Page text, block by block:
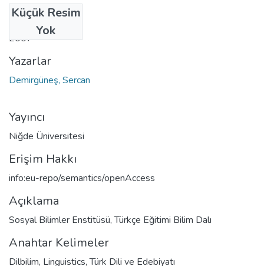
Küçük Resim
Yok
Tarih
2007
Yazarlar
Demirgüneş, Sercan
Yayıncı
Niğde Üniversitesi
Erişim Hakkı
info:eu-repo/semantics/openAccess
Açıklama
Sosyal Bilimler Enstitüsü, Türkçe Eğitimi Bilim Dalı
Anahtar Kelimeler
Dilbilim, Linguistics,Türk Dili ve Edebiyatı